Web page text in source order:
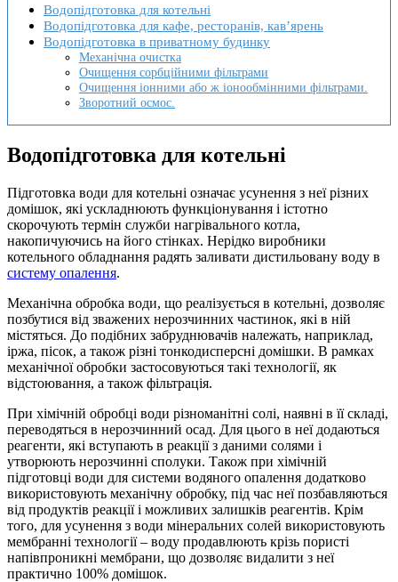
Водопідготовка для котельні
Водопідготовка для кафе, ресторанів, кав’ярень
Водопідготовка в приватному будинку
Механічна очистка
Очищення сорбційними фільтрами
Очищення іонними або ж іонообмінними фільтрами.
Зворотний осмос.
Водопідготовка для котельні
Підготовка води для котельні означає усунення з неї різних
домішок, які ускладнюють функціонування і істотно
скорочують термін служби нагрівального котла,
накопичуючись на його стінках. Нерідко виробники
котельного обладнання радять заливати дистильовану воду в
систему опалення.
Механічна обробка води, що реалізується в котельні, дозволяє
позбутися від зважених нерозчинних частинок, які в ній
містяться. До подібних забруднювачів належать, наприклад,
іржа, пісок, а також різні тонкодисперсні домішки. В рамках
механічної обробки застосовуються такі технології, як
відстоювання, а також фільтрація.
При хімічній обробці води різноманітні солі, наявні в її складі,
переводяться в нерозчинний осад. Для цього в неї додаються
реагенти, які вступають в реакції з даними солями і
утворюють нерозчинні сполуки. Також при хімічній
підготовці води для системи водяного опалення додатково
використовують механічну обробку, під час неї позбавляються
від продуктів реакції і можливих залишків реагентів. Крім
того, для усунення з води мінеральних солей використовують
мембранні технології – воду продавлюють крізь пористі
напівпроникні мембрани, що дозволяє видалити з неї
практично 100% домішок.